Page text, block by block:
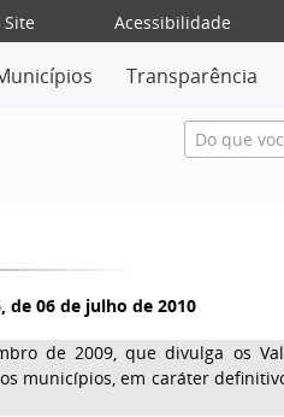
Acessibilidade
Transparência
de 06 de julho de 2010
de 2009, que divulga os
municípios, em caráter